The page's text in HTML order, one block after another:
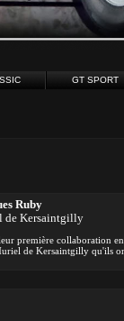
GT SPORT
Ruby
de Kersaintgilly
première collaboration
de Kersaintgilly qu'ils